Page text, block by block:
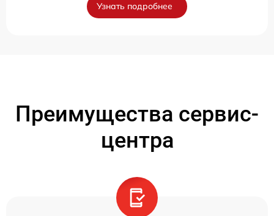
Узнать подробнее
Преимущества сервис-
центра